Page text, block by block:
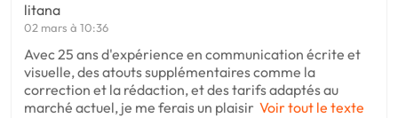
litana
02 mars à 10:36
Avec 25 ans d'expérience en communication écrite et
visuelle, des atouts supplémentaires comme la
correction et la rédaction, et des tarifs adaptés au
marché actuel, je me ferais un plaisir Voir tout le texte